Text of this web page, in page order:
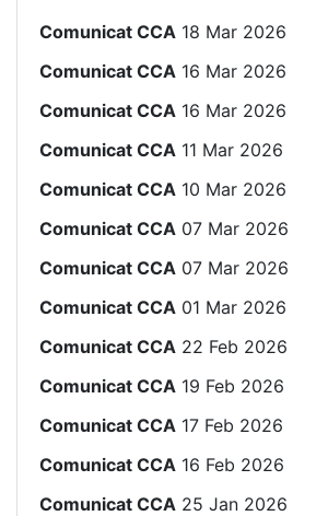
Comunicat CCA 18 Mar 2026
Comunicat CCA 16 Mar 2026
Comunicat CCA 16 Mar 2026
Comunicat CCA 11 Mar 2026
Comunicat CCA 10 Mar 2026
Comunicat CCA 07 Mar 2026
Comunicat CCA 07 Mar 2026
Comunicat CCA 01 Mar 2026
Comunicat CCA 22 Feb 2026
Comunicat CCA 19 Feb 2026
Comunicat CCA 17 Feb 2026
Comunicat CCA 16 Feb 2026
Comunicat CCA 25 Jan 2026